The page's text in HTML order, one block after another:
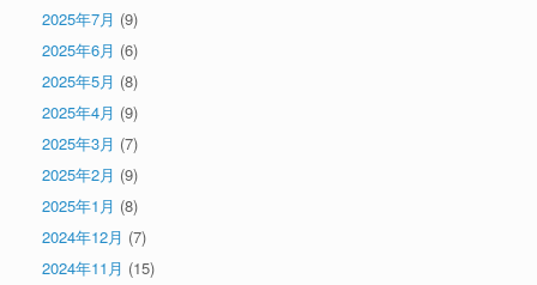
2025年7月 (9)
2025年6月 (6)
2025年5月 (8)
2025年4月 (9)
2025年3月 (7)
2025年2月 (9)
2025年1月 (8)
2024年12月 (7)
2024年11月 (15)